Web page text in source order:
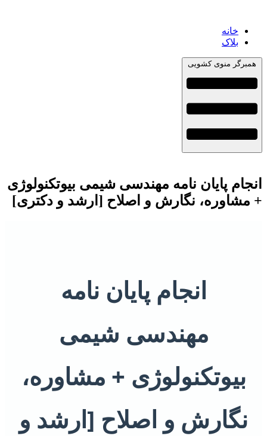
خانه
بلاک
همبرگر منوی کشویی
انجام پایان نامه مهندسی شیمی بیوتکنولوژی
+ مشاوره، نگارش و اصلاح [ارشد و دکتری]
انجام پایان نامه
مهندسی شیمی
بیوتکنولوژی + مشاوره،
نگارش و اصلاح [ارشد و